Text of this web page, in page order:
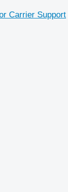
Carrier Support